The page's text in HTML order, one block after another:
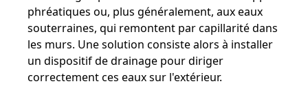
phréatiques ou, plus généralement, aux eaux
souterraines, qui remontent par capillarité dans
les murs. Une solution consiste alors à installer
un dispositif de drainage pour diriger
correctement ces eaux sur l'extérieur.